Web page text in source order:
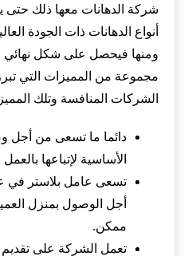
شركة الدهانات معها ذلك
أنواع الدهانات ذات الجودة
ومنها فيحصل على شكل نهائي
مجموعة من المميزات التي
الشركات المنافسة وتلك
دائما ما تسعى من أجل
الأساسية لإتباعها بالعمل
تسعى عامل بلاستر في
أجل الوصول بمنزل
ممكن.
تعمل الشركة على